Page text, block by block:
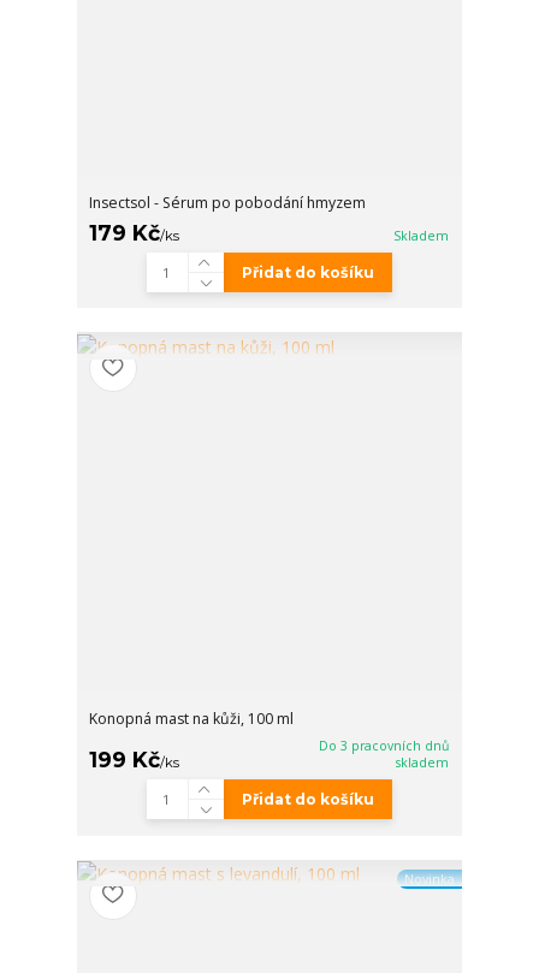
Insectsol - Sérum po pobodání hmyzem
179 Kč/ks Skladem
Přidat do košíku
Konopná mast na kůži, 100 ml
199 Kč/ks
Do 3 pracovních dnů
skladem
Přidat do košíku
Novinka